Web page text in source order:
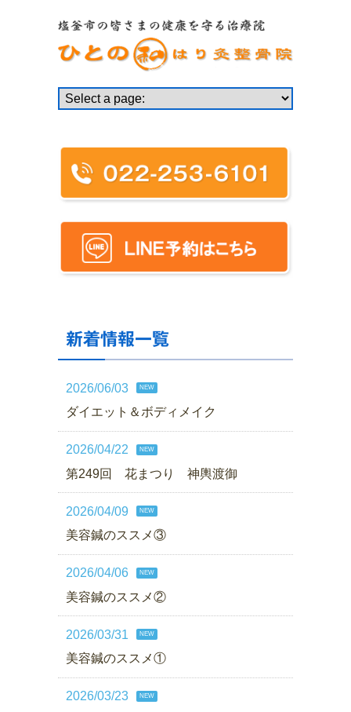
新着情報一覧
2026/06/03 NEW
ダイエット＆ボディメイク
2026/04/22 NEW
第249回 花まつり 神輿渡御
2026/04/09 NEW
美容鍼のススメ③
2026/04/06 NEW
美容鍼のススメ②
2026/03/31 NEW
美容鍼のススメ①
2026/03/23 NEW